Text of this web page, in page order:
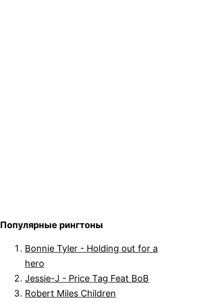
Популярные рингтоны
Bonnie Tyler - Holding out for a
hero
Jessie-J - Price Tag Feat BoB
Robert Miles Children